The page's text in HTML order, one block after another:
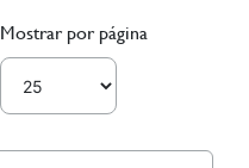
Mostrar por página